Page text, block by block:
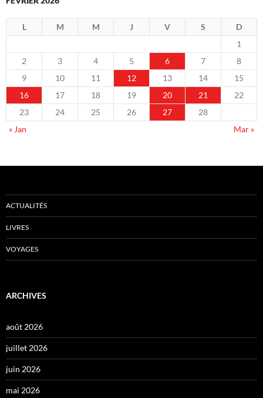
L M M J V S
D
1
2
3 4 5 6 7
8
9
10 11 12 13 14
15
16
17 18 19 20 21
22
23
24 25 26 27
28
« Jan
Mar »
ACTUALITÉS
LIVRES
VOYAGES
ARCHIVES
août 2026
juillet 2026
juin 2026
mai 2026